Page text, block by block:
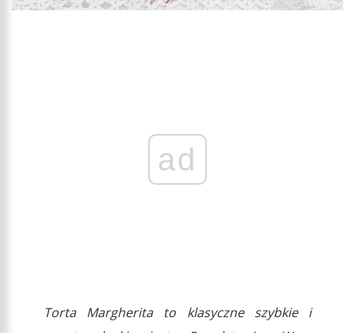
ad
Torta Margherita to klasyczne szybkie i